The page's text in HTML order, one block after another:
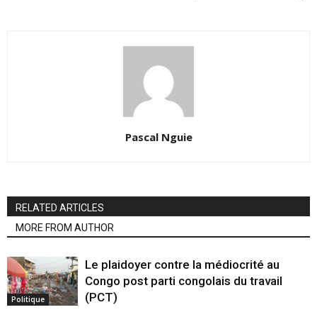
Pascal Nguie
RELATED ARTICLES
MORE FROM AUTHOR
Politique
Le plaidoyer contre la médiocrité au
Congo post parti congolais du travail
(PCT)